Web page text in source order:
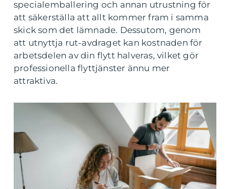
specialemballering och annan utrustning för
att säkerställa att allt kommer fram i samma
skick som det lämnade. Dessutom, genom
att utnyttja rut-avdraget kan kostnaden för
arbetsdelen av din flytt halveras, vilket gör
professionella flyttjänster ännu mer
attraktiva.